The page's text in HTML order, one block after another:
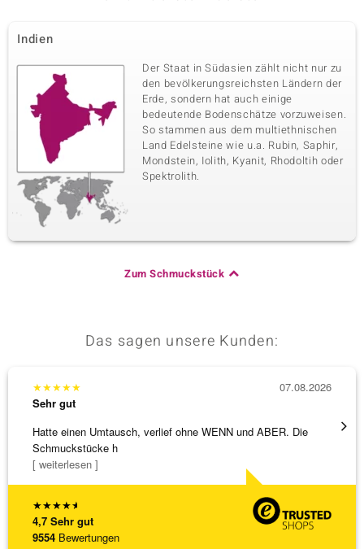
Indien
Der Staat in Südasien zählt nicht nur zu
den bevölkerungsreichsten Ländern der
Erde, sondern hat auch einige
bedeutende Bodenschätze vorzuweisen.
So stammen aus dem multiethnischen
Land Edelsteine wie u.a. Rubin, Saphir,
Mondstein, Iolith, Kyanit, Rhodoltih oder
Spektrolith.
Zum Schmuckstück
Das sagen unsere Kunden:
★★★★★
4,7 Sehr gut
9554 Bewertungen
★★★★★
Sehr gut
Hatte einen Umtausch, verlief ohne WENN und ABER. Die
Schmuckstücke h
[ weiterlesen ]
07.08.2026
Alles